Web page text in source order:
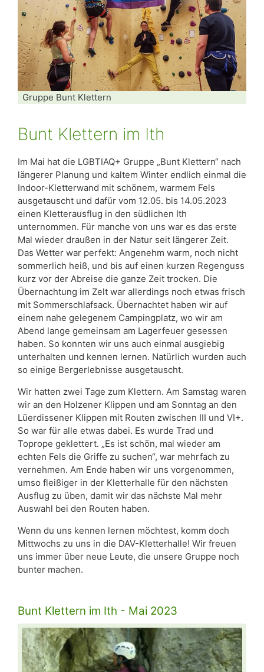
Gruppe Bunt Klettern
Bunt Klettern im Ith
Im Mai hat die LGBTIAQ+ Gruppe „Bunt Klettern“ nach
längerer Planung und kaltem Winter endlich einmal die
Indoor-Kletterwand mit schönem, warmem Fels
ausgetauscht und dafür vom 12.05. bis 14.05.2023
einen Kletterausflug in den südlichen Ith
unternommen. Für manche von uns war es das erste
Mal wieder draußen in der Natur seit längerer Zeit.
Das Wetter war perfekt: Angenehm warm, noch nicht
sommerlich heiß, und bis auf einen kurzen Regenguss
kurz vor der Abreise die ganze Zeit trocken. Die
Übernachtung im Zelt war allerdings noch etwas frisch
mit Sommerschlafsack. Übernachtet haben wir auf
einem nahe gelegenem Campingplatz, wo wir am
Abend lange gemeinsam am Lagerfeuer gesessen
haben. So konnten wir uns auch einmal ausgiebig
unterhalten und kennen lernen. Natürlich wurden auch
so einige Bergerlebnisse ausgetauscht.
Wir hatten zwei Tage zum Klettern. Am Samstag waren
wir an den Holzener Klippen und am Sonntag an den
Lüerdissener Klippen mit Routen zwischen III und VI+.
So war für alle etwas dabei. Es wurde Trad und
Toprope geklettert. „Es ist schön, mal wieder am
echten Fels die Griffe zu suchen“, war mehrfach zu
vernehmen. Am Ende haben wir uns vorgenommen,
umso fleißiger in der Kletterhalle für den nächsten
Ausflug zu üben, damit wir das nächste Mal mehr
Auswahl bei den Routen haben.
Wenn du uns kennen lernen möchtest, komm doch
Mittwochs zu uns in die DAV-Kletterhalle! Wir freuen
uns immer über neue Leute, die unsere Gruppe noch
bunter machen.
Bunt Klettern im Ith - Mai 2023